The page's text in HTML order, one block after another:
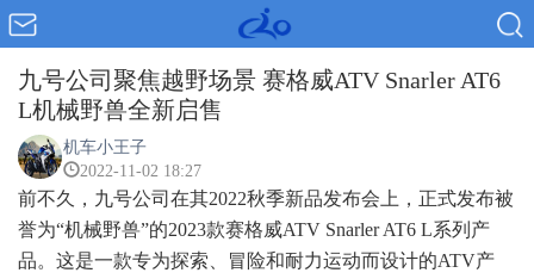
九号公司聚焦越野场景 赛格威ATV Snarler AT6
L机械野兽全新启售
机车小王子
2022-11-02 18:27
前不久，九号公司在其2022秋季新品发布会上，正式发布被
誉为“机械野兽”的2023款赛格威ATV Snarler AT6 L系列产
品。这是一款专为探索、冒险和耐力运动而设计的ATV产